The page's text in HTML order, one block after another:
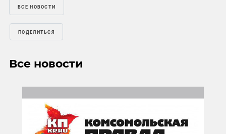
ВСЕ НОВОСТИ
ПОДЕЛИТЬСЯ
Все новости